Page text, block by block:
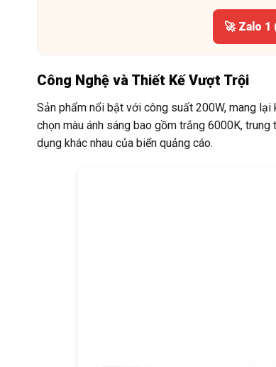
🚀 Zalo 1
Công Nghệ và Thiết Kế Vượt Trội
Sản phẩm nổi bật với công suất 200W, mang
chọn màu ánh sáng bao gồm trắng 6000K,
dụng khác nhau của biển quảng cáo.